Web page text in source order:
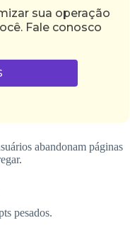
sua operação
Fale conosco
abandonam páginas
pesados.